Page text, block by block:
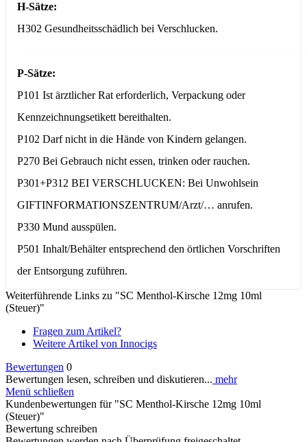
H-Sätze:
H302 Gesundheitsschädlich bei Verschlucken.
P-Sätze:
P101 Ist ärztlicher Rat erforderlich, Verpackung oder
Kennzeichnungsetikett bereithalten.
P102 Darf nicht in die Hände von Kindern gelangen.
P270 Bei Gebrauch nicht essen, trinken oder rauchen.
P301+P312 BEI VERSCHLUCKEN: Bei Unwohlsein
GIFTINFORMATIONSZENTRUM/Arzt/… anrufen.
P330 Mund ausspülen.
P501 Inhalt/Behälter entsprechend den örtlichen Vorschriften
der Entsorgung zuführen.
Weiterführende Links zu "SC Menthol-Kirsche 12mg 10ml
(Steuer)"
Fragen zum Artikel?
Weitere Artikel von Innocigs
Bewertungen 0
Bewertungen lesen, schreiben und diskutieren... mehr
Menü schließen
Kundenbewertungen für "SC Menthol-Kirsche 12mg 10ml
(Steuer)"
Bewertung schreiben